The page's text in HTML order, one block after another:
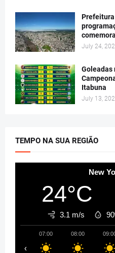
July 24,
Goleadas
Itabuna
July 13,
TEMPO NA SUA REGIÃO
New
24°C
3.1 m/s
07:00 08:00
‹